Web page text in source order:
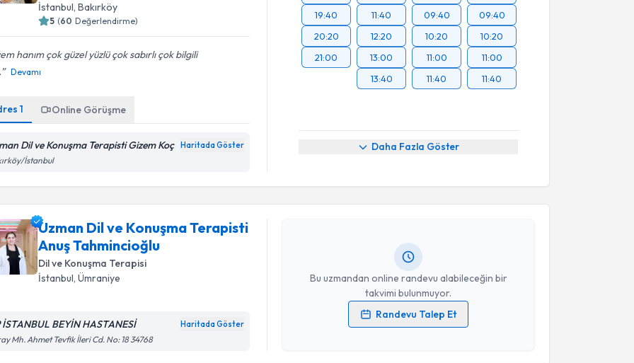
İstanbul, Bakırköy
5 (60 Değerlendirme)
hanım çok güzel yüzlü çok sabırlı çok bilgili
Devamı
1 Online Görüşme
Dil ve Konuşma Terapisti Gizem Koç Haritada Göster
İstanbul
19:40
20:20
21:00
11:40
12:20
13:00
13:40
09:40
10:20
11:00
11:40
09:40
10:20
11:00
11:40
Daha Fazla Göster
Uzman Dil ve Konuşma Terapisti
Anuş Tahmincioğlu
Dil ve Konuşma Terapisi
İstanbul, Ümraniye
İSTANBUL BEYİN HASTANESİ Haritada Göster
Mh. Ahmet Tevfik İleri Cd. No: 18 34768
Bu uzmandan online randevu alabileceğin bir
takvimi bulunmuyor.
Randevu Talep Et
Randevu Takvimi Talebi